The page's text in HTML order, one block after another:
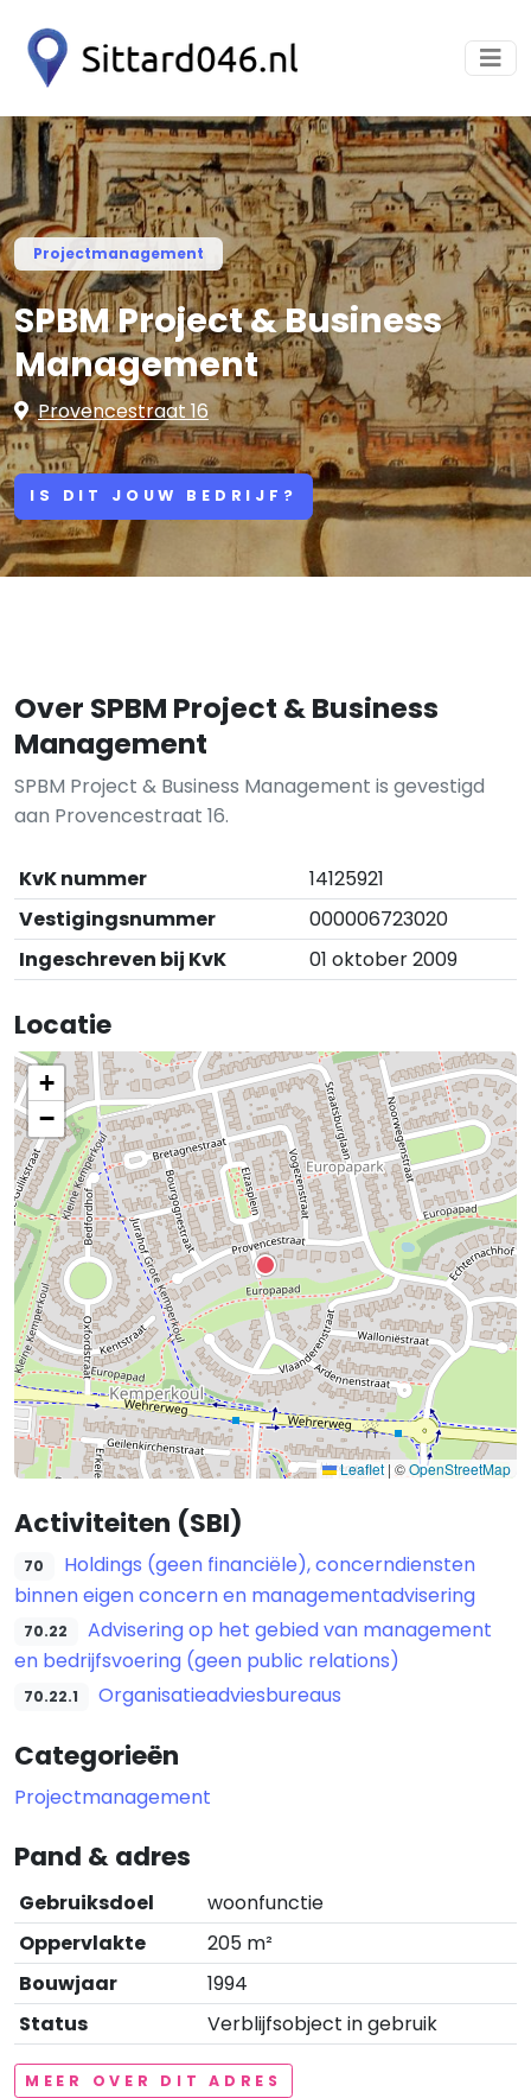
Projectmanagement
SPBM Project & Business
Management
Provencestraat 16
IS DIT JOUW BEDRIJF?
Over SPBM Project & Business
Management
SPBM Project & Business Management is gevestigd
aan Provencestraat 16.
KvK nummer
14125921
Vestigingsnummer
000006723020
Ingeschreven bij KvK
01 oktober 2009
Locatie
+
−
Leaflet | ©OpenStreetMap
Activiteiten (SBI)
70
Holdings (geen financiële), concerndiensten
binnen eigen concern en managementadvisering
70.22
Advisering op het gebied van management
en bedrijfsvoering (geen public relations)
70.22.1 Organisatieadviesbureaus
Categorieën
Projectmanagement
Pand & adres
Gebruiksdoel
woonfunctie
Oppervlakte
205 m²
Bouwjaar
1994
Status
Verblijfsobject in gebruik
MEER OVER DIT ADRES